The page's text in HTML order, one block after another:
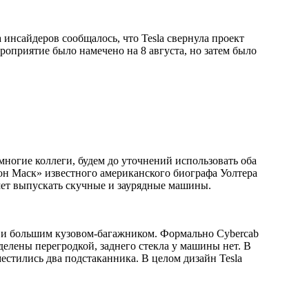
сообщалось, что Tesla свернула проект
было намечено на 8 августа, но затем было
коллеги, будем до уточнений использовать оба
известного американского биографа Уолтера
выпускать скучные и заурядные машины.
большим кузовом-багажником. Формально Cybercab
перегродкой, заднего стекла у машины нет. В
два подстаканника. В целом дизайн Tesla